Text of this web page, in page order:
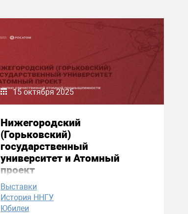
15 октября 2025
Нижегородский
(Горьковский)
государственный
университет и Атомный
проект
Выставки
История ННГУ
Юбилеи